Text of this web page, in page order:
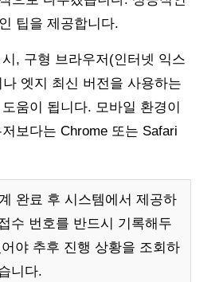
팁을 제공합니다.
, 구형 브라우저(인터넷 익스
엣지 최신 버전을 사용하는
움이 됩니다. 모바일 환경이
보다는 Chrome 또는 Safari
완료 후 시스템에서 제공하
수 번호를 반드시 기록해두
야 추후 진행 상황을 조회하
니다.